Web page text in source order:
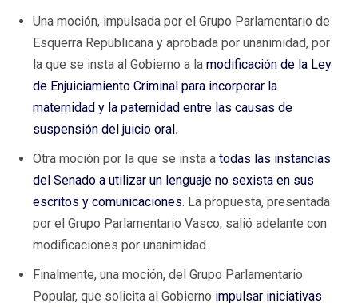
Una moción, impulsada por el Grupo Parlamentario de
Esquerra Republicana y aprobada por unanimidad, por
la que se insta al Gobierno a la modificación de la Ley
de Enjuiciamiento Criminal para incorporar la
maternidad y la paternidad entre las causas de
suspensión del juicio oral.
Otra moción por la que se insta a todas las instancias
del Senado a utilizar un lenguaje no sexista en sus
escritos y comunicaciones. La propuesta, presentada
por el Grupo Parlamentario Vasco, salió adelante con
modificaciones por unanimidad.
Finalmente, una moción, del Grupo Parlamentario
Popular, que solicita al Gobierno impulsar iniciativas